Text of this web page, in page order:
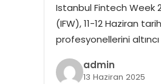
Istanbul Fintech Week
(IFW), 11-12 Haziran
profesyonellerini
admin
13 Haziran 2025